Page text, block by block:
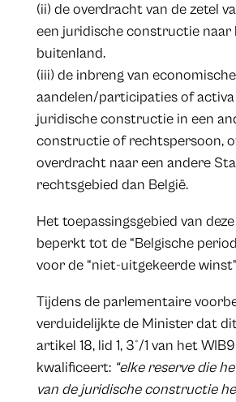
(ii) de overdracht van de zetel
een juridische constructie naar
buitenland.
(iii) de inbreng van
aandelen/participaties of activa
juridische constructie in een
constructie of rechtspersoon,
overdracht naar een andere
rechtsgebied dan België.
Het toepassingsgebied van
beperkt tot de “Belgische
voor de “niet-uitgekeerde
Tijdens de parlementaire
verduidelijkte de Minister dat
artikel 18, lid 1, 3°/1 van het
kwalificeert: “elke reserve die
van de juridische constructie